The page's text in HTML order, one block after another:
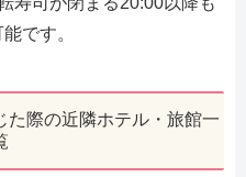
です。
た際の近隣ホテル・旅館一